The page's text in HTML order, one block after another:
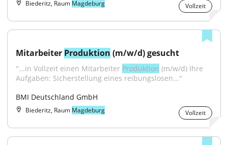
Biederitz, Raum Magdeburg Vollzeit
Mitarbeiter Produktion (m/w/d) gesucht
"...in Vollzeit einen Mitarbeiter Produktion (m/w/d) Ihre
Aufgaben: Sicherstellung eines reibungslosen..."
BMI Deutschland GmbH
Biederitz, Raum Magdeburg Vollzeit